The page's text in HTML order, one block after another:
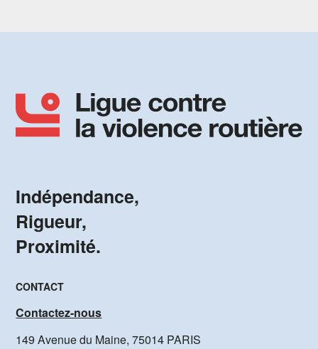
Indépendance,
Rigueur,
Proximité.
CONTACT
Contactez-nous
149 Avenue du Maine, 75014 PARIS